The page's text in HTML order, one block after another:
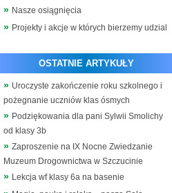
Nasze osiągnięcia
Projekty i akcje w których bierzemy udzial
OSTATNIE ARTYKUŁY
Uroczyste zakończenie roku szkolnego i
pożegnanie uczniów klas ósmych
Podziękowania dla pani Sylwii Smolichy
od klasy 3b
Zaproszenie na IX Nocne Zwiedzanie
Muzeum Drogownictwa w Szczucinie
Lekcja wf klasy 6a na basenie